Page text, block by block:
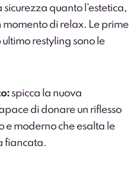
quanto l’estetica,
di relax. Le prime
restyling sono le
spicca la nuova
di donare un riflesso
e moderno che esalta le
fiancata.